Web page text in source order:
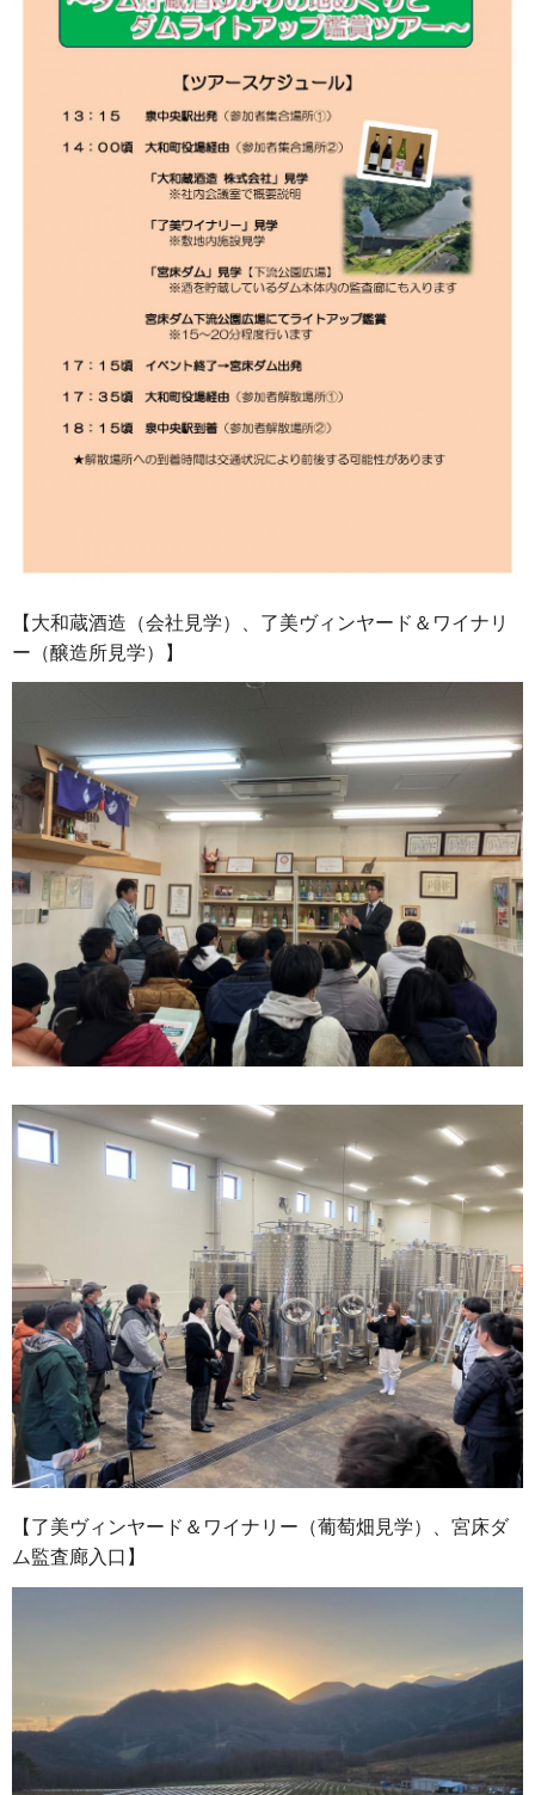
【大和蔵酒造（会社見学）、了美ヴィンヤード＆ワイナリ
ー（醸造所見学）】
【了美ヴィンヤード＆ワイナリー（葡萄畑見学）、宮床ダ
ム監査廊入口】